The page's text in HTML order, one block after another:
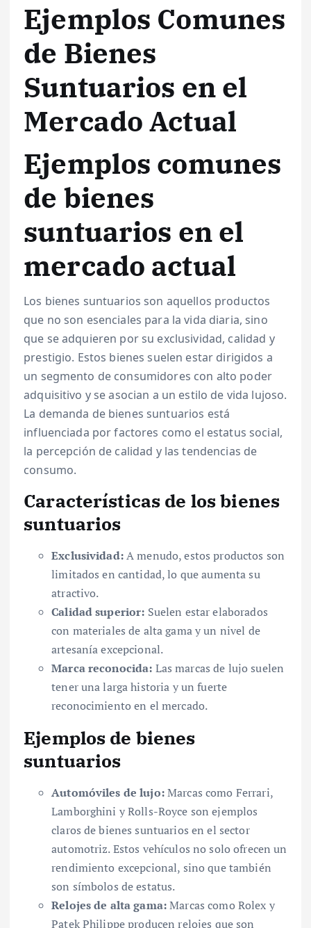
Ejemplos Comunes
de Bienes
Suntuarios en el
Mercado Actual
Ejemplos comunes
de bienes
suntuarios en el
mercado actual
Los bienes suntuarios son aquellos productos
que no son esenciales para la vida diaria, sino
que se adquieren por su exclusividad, calidad y
prestigio. Estos bienes suelen estar dirigidos a
un segmento de consumidores con alto poder
adquisitivo y se asocian a un estilo de vida lujoso.
La demanda de bienes suntuarios está
influenciada por factores como el estatus social,
la percepción de calidad y las tendencias de
consumo.
Características de los bienes
suntuarios
Exclusividad:A menudo, estos productos son
limitados en cantidad, lo que aumenta su
atractivo.
Calidad superior: Suelen estar elaborados
con materiales de alta gama y un nivel de
artesanía excepcional.
Marca reconocida: Las marcas de lujo suelen
tener una larga historia y un fuerte
reconocimiento en el mercado.
Ejemplos de bienes
suntuarios
Automóviles de lujo:Marcas como Ferrari,
Lamborghini y Rolls-Royce son ejemplos
claros de bienes suntuarios en el sector
automotriz. Estos vehículos no solo ofrecen un
rendimiento excepcional, sino que también
son símbolos de estatus.
Relojes de alta gama:Marcas como Rolex y
Patek Philippe producen relojes que son